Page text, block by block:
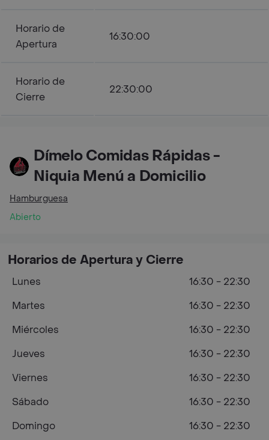
Horario de
Apertura
16:30:00
Horario de
Cierre
22:30:00
Dímelo Comidas Rápidas -
Niquia Menú a Domicilio
Hamburguesa
Abierto
Horarios de Apertura y Cierre
Lunes
16:30 - 22:30
Martes
16:30 - 22:30
Miércoles
16:30 - 22:30
Jueves
16:30 - 22:30
Viernes
16:30 - 22:30
Sábado
16:30 - 22:30
Domingo
16:30 - 22:30